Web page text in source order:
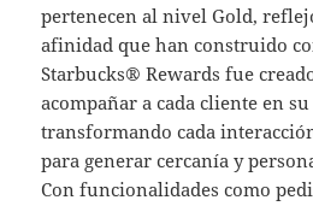
pertenecen al nivel Gold,
afinidad que han construido
Starbucks® Rewards fue
acompañar a cada cliente en
transformando cada
para generar cercanía y
Con funcionalidades como